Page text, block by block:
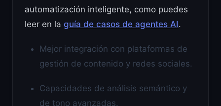
automatización inteligente, como puedes
leer en la guía de casos de agentes AI.
Mejor integración con plataformas de
gestión de contenido y redes sociales.
Capacidades de análisis semántico y
de tono avanzadas.